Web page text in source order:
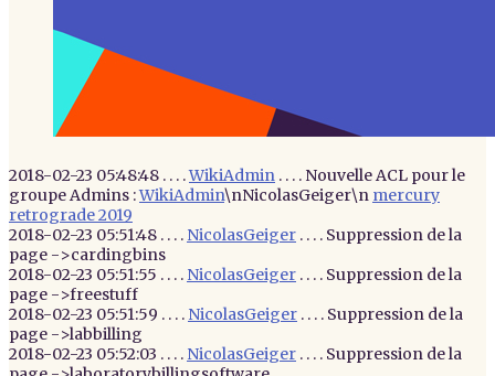
2018-02-23 05:48:48 . . . .WikiAdmin . . . . Nouvelle ACL pour le
groupe Admins :WikiAdmin\nNicolasGeiger\n mercury
retrograde 2019
2018-02-23 05:51:48 . . . . NicolasGeiger . . . . Suppression de la
page ->cardingbins
2018-02-23 05:51:55 . . . . NicolasGeiger . . . . Suppression de la
page ->freestuff
2018-02-23 05:51:59 . . . . NicolasGeiger . . . . Suppression de la
page ->labbilling
2018-02-23 05:52:03 . . . . NicolasGeiger . . . . Suppression de la